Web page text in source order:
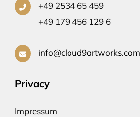
+49 2534 65 459
+49 179 456 129 6
info@cloud9artworks.com
Privacy
Impressum